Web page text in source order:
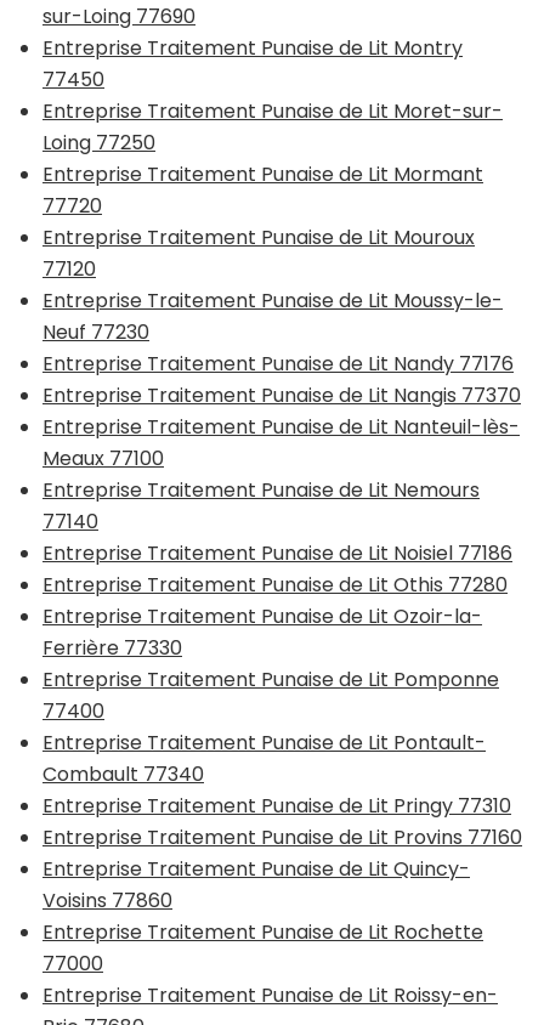
sur-Loing 77690
Entreprise Traitement Punaise de Lit Montry
77450
Entreprise Traitement Punaise de Lit Moret-sur-
Loing 77250
Entreprise Traitement Punaise de Lit Mormant
77720
Entreprise Traitement Punaise de Lit Mouroux
77120
Entreprise Traitement Punaise de Lit Moussy-le-
Neuf 77230
Entreprise Traitement Punaise de Lit Nandy 77176
Entreprise Traitement Punaise de Lit Nangis 77370
Entreprise Traitement Punaise de Lit Nanteuil-lès-
Meaux 77100
Entreprise Traitement Punaise de Lit Nemours
77140
Entreprise Traitement Punaise de Lit Noisiel 77186
Entreprise Traitement Punaise de Lit Othis 77280
Entreprise Traitement Punaise de Lit Ozoir-la-
Ferrière 77330
Entreprise Traitement Punaise de Lit Pomponne
77400
Entreprise Traitement Punaise de Lit Pontault-
Combault 77340
Entreprise Traitement Punaise de Lit Pringy 77310
Entreprise Traitement Punaise de Lit Provins 77160
Entreprise Traitement Punaise de Lit Quincy-
Voisins 77860
Entreprise Traitement Punaise de Lit Rochette
77000
Entreprise Traitement Punaise de Lit Roissy-en-